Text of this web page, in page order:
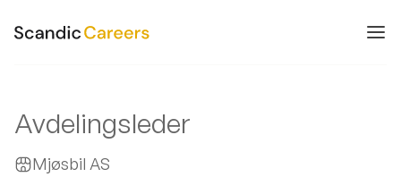
Avdelingsleder
Mjøsbil AS